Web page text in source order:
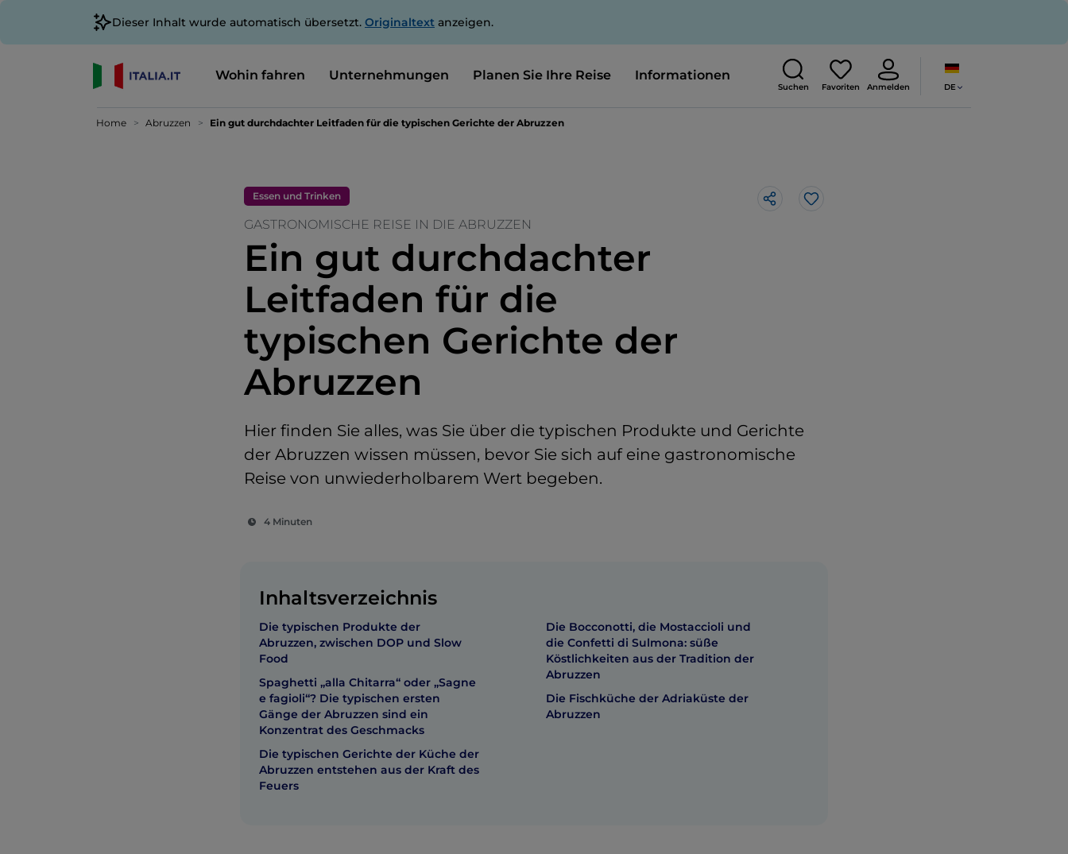
Dieser Inhalt wurde automatisch übersetzt. Originaltext anzeigen.
Wohin fahren Unternehmungen Planen Sie Ihre Reise Informationen
Suchen Favoriten Anmelden DE
Home Abruzzen Ein gut durchdachter Leitfaden für die typischen Gerichte der Abruzzen
Essen und Trinken
GASTRONOMISCHE REISE IN DIE ABRUZZEN
Ein gut durchdachter
Leitfaden für die
typischen Gerichte der
Abruzzen
Hier finden Sie alles, was Sie über die typischen Produkte und Gerichte
der Abruzzen wissen müssen, bevor Sie sich auf eine gastronomische
Reise von unwiederholbarem Wert begeben.
4 Minuten
Like
Inhaltsverzeichnis
Die typischen Produkte der
Abruzzen, zwischen DOP und Slow
Food
Spaghetti „alla Chitarra“ oder „Sagne
e fagioli“? Die typischen ersten
Gänge der Abruzzen sind ein
Konzentrat des Geschmacks
Die typischen Gerichte der Küche der
Abruzzen entstehen aus der Kraft des
Feuers
Die Bocconotti, die Mostaccioli und
die Confetti di Sulmona: süße
Köstlichkeiten aus der Tradition der
Abruzzen
Die Fischküche der Adriaküste der
Abruzzen